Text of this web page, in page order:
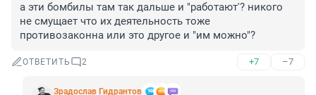
а эти бомбилы там так дальше и "работают'? никого
не смущает что их деятельность тоже
противозаконна или это другое и "им можно"?
ОТВЕТИТЬ 2 +7 –7
Зрадослав Гидрантов